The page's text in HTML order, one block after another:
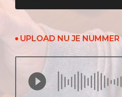
UPLOAD NU JE NUMMER